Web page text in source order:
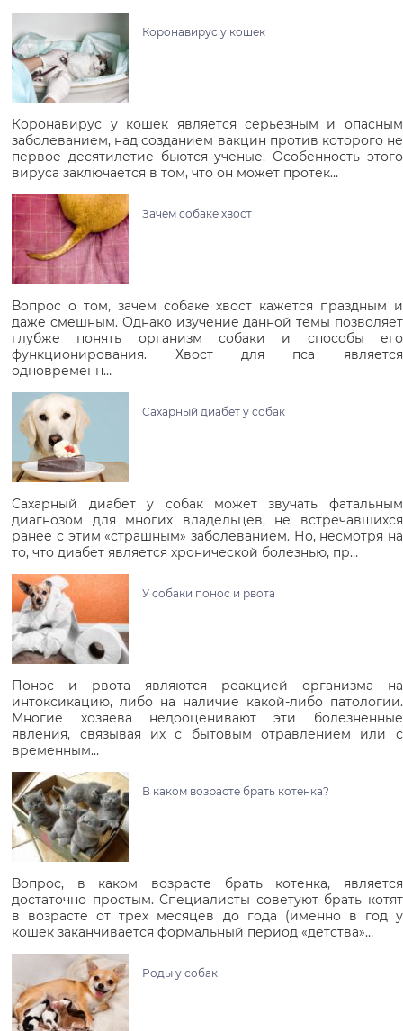
Коронавирус у кошек
Коронавирус у кошек является серьезным и опасным
заболеванием, над созданием вакцин против которого не
первое десятилетие бьются ученые. Особенность этого
вируса заключается в том, что он может протек…
Зачем собаке хвост
Вопрос о том, зачем собаке хвост кажется праздным и
даже смешным. Однако изучение данной темы позволяет
глубже понять организм собаки и способы его
функционирования. Хвост для пса является
одновременн…
Сахарный диабет у собак
Сахарный диабет у собак может звучать фатальным
диагнозом для многих владельцев, не встречавшихся
ранее с этим «страшным» заболеванием. Но, несмотря на
то, что диабет является хронической болезнью, пр…
У собаки понос и рвота
Понос и рвота являются реакцией организма на
интоксикацию, либо на наличие какой-либо патологии.
Многие хозяева недооценивают эти болезненные
явления, связывая их с бытовым отравлением или с
временным…
В каком возрасте брать котенка?
Вопрос, в каком возрасте брать котенка, является
достаточно простым. Специалисты советуют брать котят
в возрасте от трех месяцев до года (именно в год у
кошек заканчивается формальный период «детства»…
Роды у собак